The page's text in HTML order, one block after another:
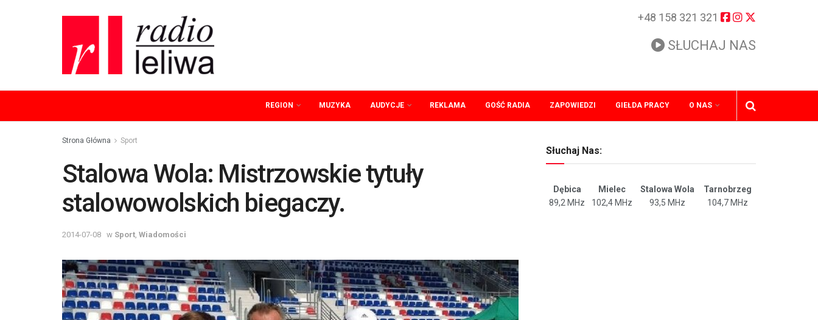
+48 158 321 321
SŁUCHAJ NAS
REGION MUZYKA AUDYCJE REKLAMA GOŚĆ RADIA ZAPOWIEDZI GIEŁDA PRACY O NAS
Strona Główna Sport
Stalowa Wola: Mistrzowskie tytuły
stalowowolskich biegaczy.
2014-07-08 w Sport Wiadomości
Słuchaj Nas:
Dębica Mielec Stalowa Wola
Tarnobrzeg
89,2 MHz
102,4 MHz 93,5 MHz 104,7 MHz